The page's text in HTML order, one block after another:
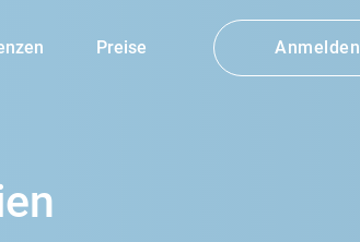
Preise Anmelden